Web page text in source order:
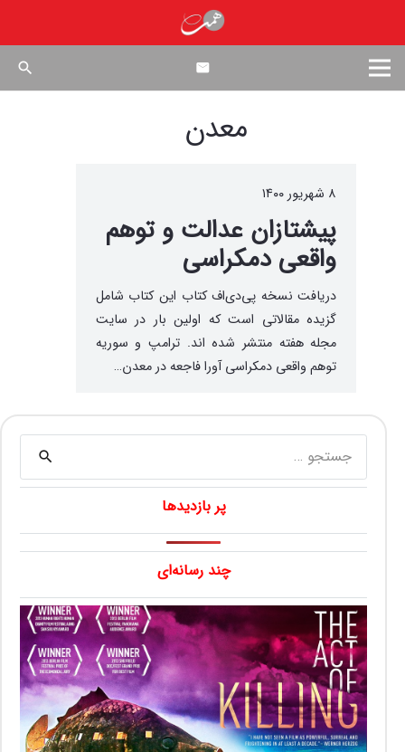
search
معدن
۸ شهریور ۱۴۰۰
پیشتازان عدالت و توهم
واقعی دمکراسی
دریافت نسخه پی‌دی‌اف کتاب این کتاب شامل
گزیده مقالاتی است که اولین بار در سایت
مجله هفته منتشر شده اند. ترامپ و سوریه
توهم واقعی دمکراسی آورا فاجعه در معدن…
برای:
پر بازدیدها
چند رسانه‌ای